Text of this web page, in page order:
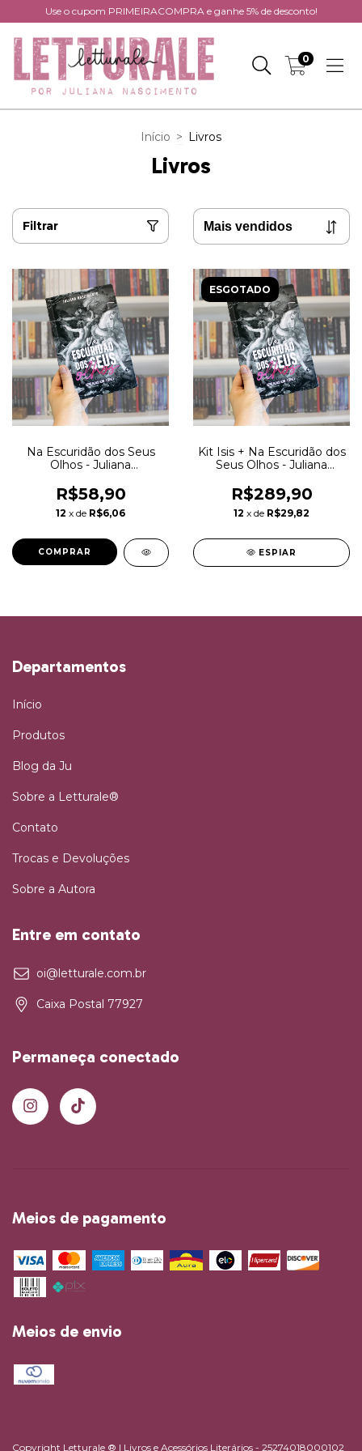
Use o cupom PRIMEIRACOMPRA e ganhe 5% de desconto!
0
Início > Livros
Livros
Filtrar
Na Escuridão dos Seus
Olhos - Juliana
Física
R$58,90
12 x de R$6,06
ESGOTADO
Kit Isis + Na Escuridão dos
Seus Olhos - Juliana
Física
R$289,90
12 x de R$29,82
ESPIAR
Departamentos
Início
Produtos
Blog da Ju
Sobre a Letturale®
Contato
Trocas e Devoluções
Sobre a Autora
Entre em contato
oi@letturale.com.br
Caixa Postal 77927
Permaneça conectado
Meios de pagamento
Meios de envio
Copyright Letturale ® | Livros e Acessórios Literários - 25274018000102